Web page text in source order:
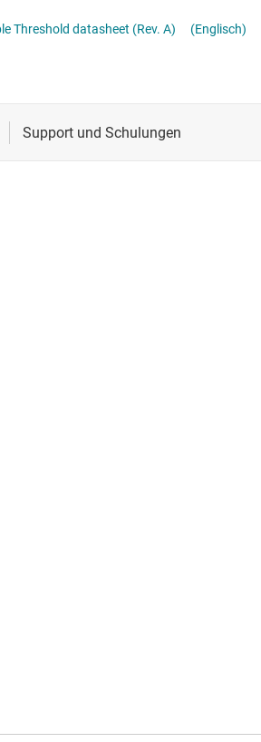
With Adjustable Threshold datasheet (Rev. A) (Englisch)